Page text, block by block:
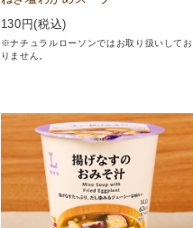
130 円(税込)
※ナチュラルローソンではお取り扱いしてお
りません。